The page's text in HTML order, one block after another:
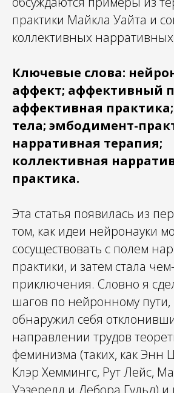
практики Майкла Уайта и
коллективных нарративных
Ключевые слова:
аффект; аффективный
аффективная
тела; эмбодимент-
нарративная терапия;
коллективная
практика.
Эта статья появилась из
том, как идеи нейронауки
сосуществовать с полем
практики, и затем стала
приключения. Словно я
шагов по нейронному пути,
обнаружил себя
направлении трудов
феминизма (таких, как Энн
Клэр Хеммингс, Рут Лейс,
Уэзерелл и Дебора Гульд)